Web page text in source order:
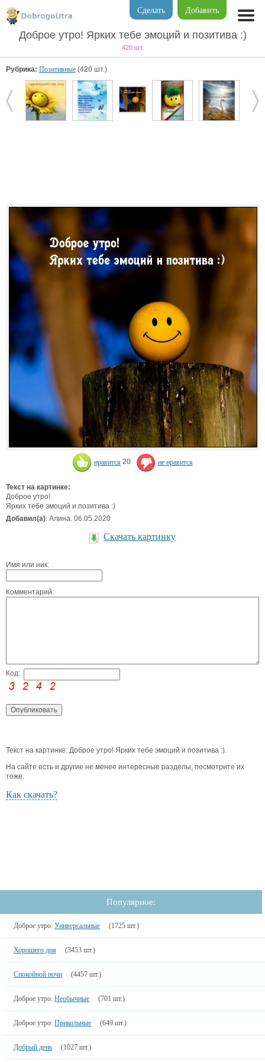
Добавить
Сделать
Доброе утро! Ярких тебе эмоций и позитива :)
420 шт.
Рубрика: Позитивные (420 шт.)
нравится 20 не нравится
Текст на картинке:
Доброе утро!
Ярких тебе эмоций и позитива :)
Добавил(а): Алина. 06.05.2020
Скачать картинку
Имя или ник:
Комментарий:
Код:
Текст на картинке: Доброе утро! Ярких тебе эмоций и позитива :).
На сайте есть и другие не менее интересные разделы, посмотрите их
тоже.
Как скачать?
Популярное:
Доброе утро: Универсальные (1725 шт.)
Хорошего дня (3453 шт.)
Спокойной ночи (4457 шт.)
Доброе утро: Необычные (701 шт.)
Доброе утро: Прикольные (649 шт.)
Добрый день (1027 шт.)